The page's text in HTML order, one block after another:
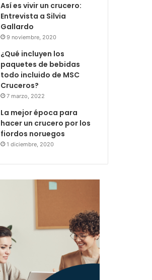
Así es vivir un crucero:
Entrevista a Silvia
Gallardo
9 noviembre, 2020
¿Qué incluyen los
paquetes de bebidas
todo incluido de MSC
Cruceros?
7 marzo, 2022
La mejor época para
hacer un crucero por los
fiordos noruegos
1 diciembre, 2020